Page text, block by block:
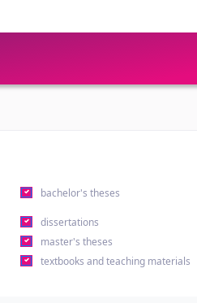
bachelor's theses
dissertations
master's theses
textbooks and teaching materials